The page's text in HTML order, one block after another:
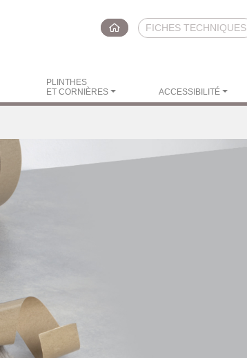
FICHES TECHNIQUES
PLINTHES
ET CORNIÈRES
ACCESSIBILITÉ